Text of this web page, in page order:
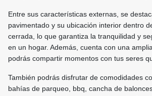
Entre sus características externas, se
pavimentado y su ubicación interior dentro
cerrada, lo que garantiza la tranquilidad y
en un hogar. Además, cuenta con una
podrás compartir momentos con tus seres
También podrás disfrutar de comodidades
bahías de parqueo, bbq, cancha de